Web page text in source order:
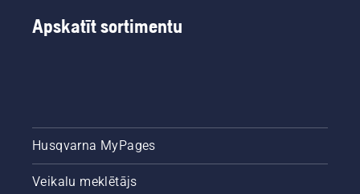
Apskatīt sortimentu
Husqvarna MyPages
Veikalu meklētājs